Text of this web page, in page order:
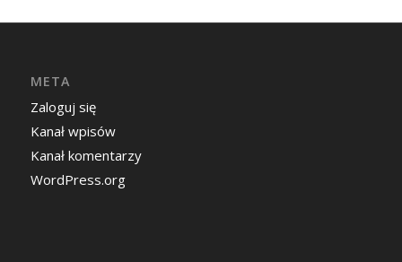
META
Zaloguj się
Kanał wpisów
Kanał komentarzy
WordPress.org